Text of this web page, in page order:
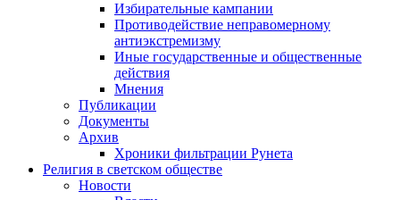
Избирательные кампании
Противодействие неправомерному
антиэкстремизму
Иные государственные и общественные
действия
Мнения
Публикации
Документы
Архив
Хроники фильтрации Рунета
Религия в светском обществе
Новости